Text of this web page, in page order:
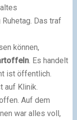
Das traf
können,
. Es handelt
ist öffentlich.
auf Klinik.
Auf dem
war alles voll,